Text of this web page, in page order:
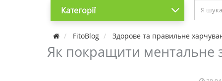
Категорії
FitoBlog Здорове та правильне
Як покращити ментальне